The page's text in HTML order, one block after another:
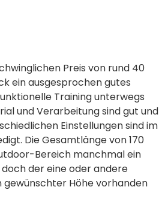
Preis von rund 40
ein ausgesprochen gutes
Training unterwegs
und Verarbeitung sind gut und
Einstellungen sind im
Die Gesamtlänge von 170
Bereich manchmal ein
der eine oder andere
Höhe vorhanden